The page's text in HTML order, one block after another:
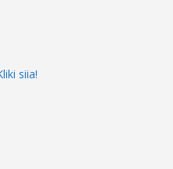
siia!